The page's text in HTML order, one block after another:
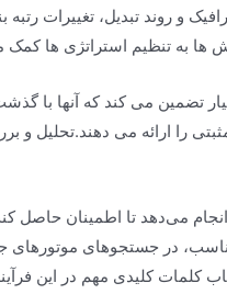
و روند تبدیل، تغییرات رتبه
ها به تنظیم استراتژی ها کمک
تضمین می کند که آنها با
را ارائه می دهند.تحلیل و
می‌دهد تا اطمینان حاصل
در جستجوهای موتورهای
کلمات کلیدی مهم در این